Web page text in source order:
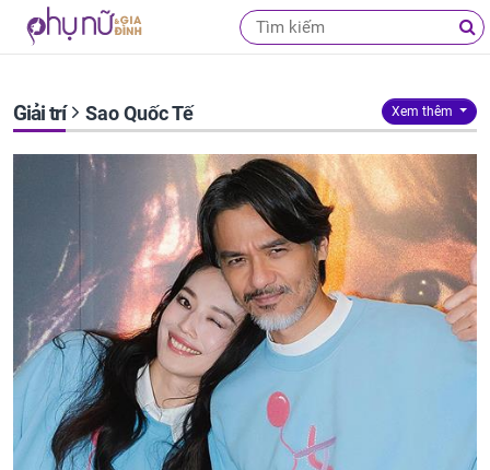
Giải trí Sao Quốc Tế Xem thêm